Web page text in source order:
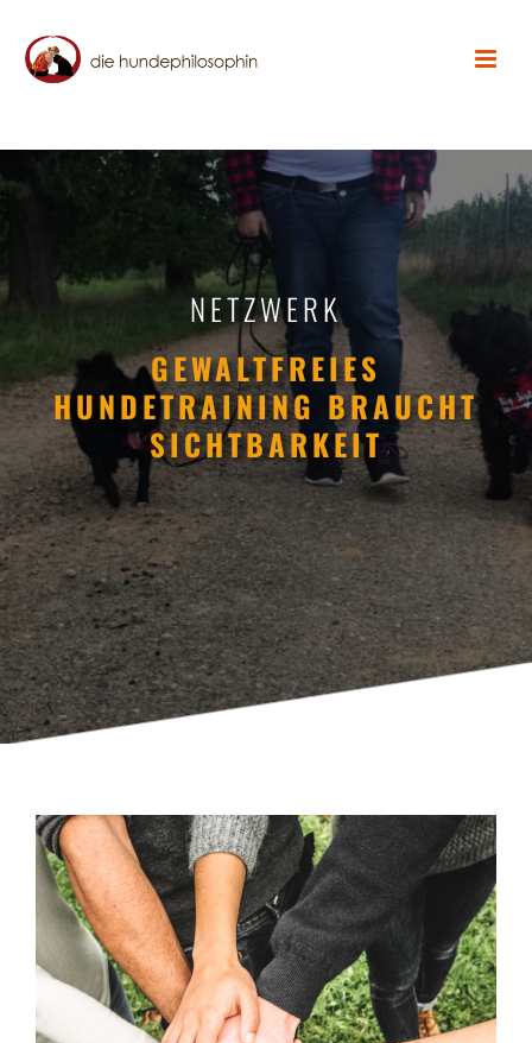
NETZWERK
GEWALTFREIES
HUNDETRAINING BRAUCHT
SICHTBARKEIT